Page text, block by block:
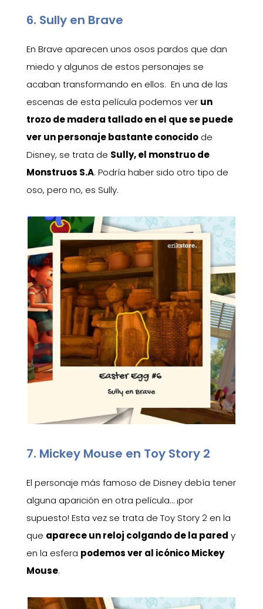
6. Sully en Brave
En Brave aparecen unos osos pardos que dan
miedo y algunos de estos personajes se
acaban transformando en ellos. En una de las
escenas de esta película podemos ver un
trozo de madera tallado en el que se puede
ver un personaje bastante conocidode
Disney, se trata de Sully, el monstruo de
Monstruos S.A. Podría haber sido otro tipo de
oso, pero no, es Sully.
7. Mickey Mouse en Toy Story 2
El personaje más famoso de Disney debía tener
alguna aparición en otra película… ¡por
supuesto! Esta vez se trata de Toy Story 2 en la
que aparece un reloj colgando de la pared y
en la esfera podemos ver al icónico Mickey
Mouse.